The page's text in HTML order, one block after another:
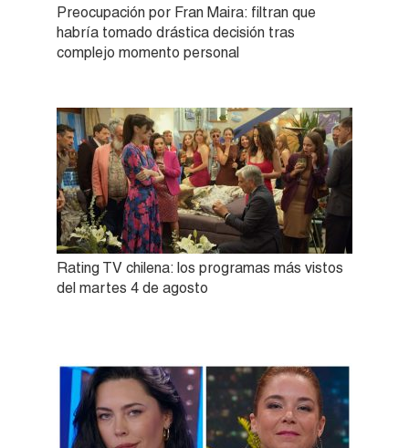
Preocupación por Fran Maira: filtran que
habría tomado drástica decisión tras
complejo momento personal
Rating TV chilena: los programas más vistos
del martes 4 de agosto